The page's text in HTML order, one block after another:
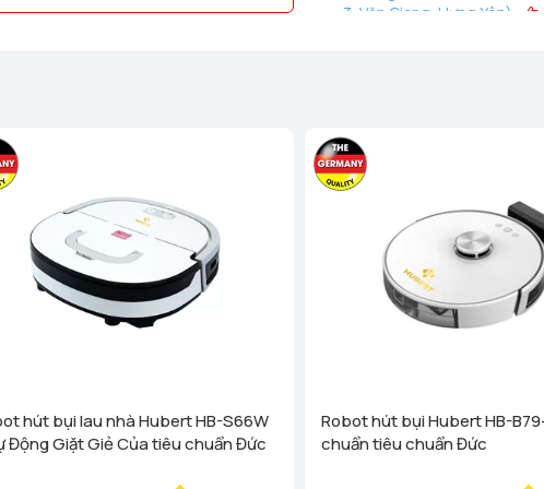
3, Văn Giang, Hưng Yên)
Homego - Ngô Quyền - TP
Homego - Bếp Vũ Sơn -
Trấn Sơn Dương, Huyện Sơn
Homego - Bếp Vũ Sơn -
- P Lam Sơn - TP Thanh Hoá)
Homego - Bếp Vũ Sơn -
Xem chi tiết
(cạnh cà phê Bách Viên) TP
hút bụi lau nhà Hubert HB-S66W
Động Giặt Giẻ Của tiêu chuẩn Đức
Robot hút bụi Hubert HB-
chuẩn tiêu chuẩn Đức